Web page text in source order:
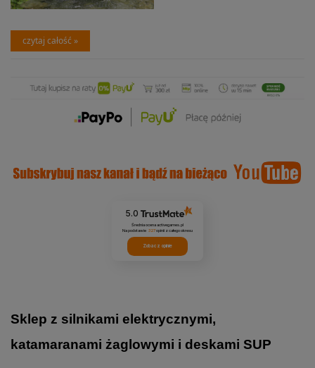
czytaj całość »
5.0
Średnia ocena activegames.pl
Na podstawie 327opinii z całego okresu
Zobacz opinie
Sklep z silnikami elektrycznymi,
katamaranami żaglowymi i deskami SUP